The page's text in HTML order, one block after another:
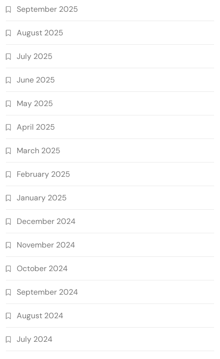
September 2025
August 2025
July 2025
June 2025
May 2025
April 2025
March 2025
February 2025
January 2025
December 2024
November 2024
October 2024
September 2024
August 2024
July 2024